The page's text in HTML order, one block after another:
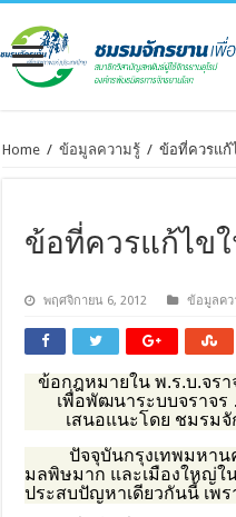
Home / ข้อมูลความรู้ / ข้อที่ควรแก้
ข้อที่ควรแก้ไขใ
พฤศจิกายน 6, 2012 ข้อมูลคว
ข้อกฎหมายใน พ.ร.บ.จรา
เพื่อพัฒนาระบบจราจร
เสนอแนะโดย ชมรม
ปัจจุบันกรุงเทพมหานค
มลพิษมาก และเมืองใหญ่ใน
ประสบปัญหาเดียวกันนี้ เพ